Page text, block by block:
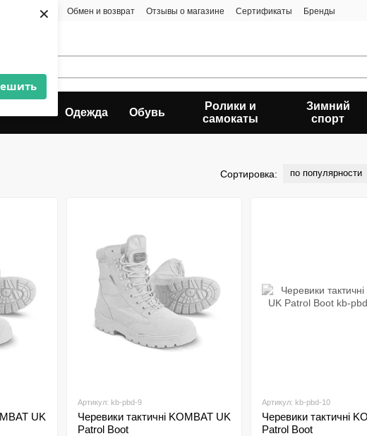
×
и доставка Обмен и возврат Отзывы о магазине Сертификаты
Бренды
Одежда Обувь
Ролики и
самокаты
Зимний
спорт
Сортировка: по популярности
UK
Артикул: kb-pbd-9
Черевики тактичні KOMBAT UK
Patrol Boot
Артикул: kb-pbd-10
Черевики тактичні
Patrol Boot